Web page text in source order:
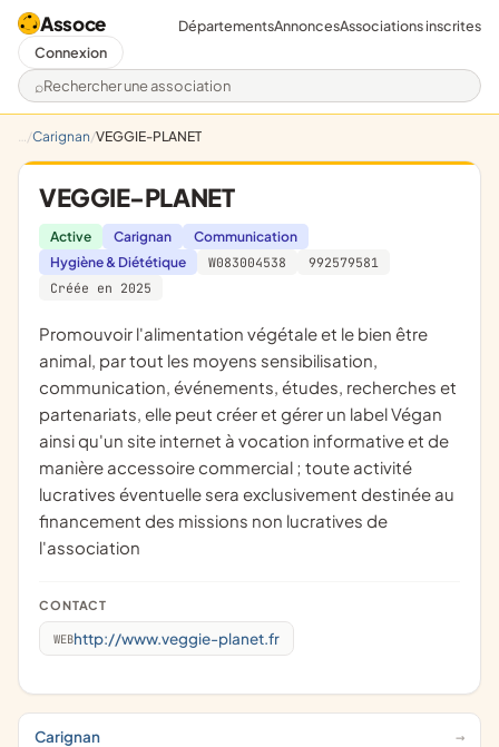
Assoce
Rechercher une association
DépartementsAnnoncesAssociations inscrites
Connexion
Carignan VEGGIE-PLANET
VEGGIE-PLANET
Active Carignan
Communication
Hygiène & Diététique
W083004538
992579581
Créée en 2025
promouvoir l'alimentation végétale et le bien être
animal, par tout les moyens sensibilisation,
communication, événements, études, recherches et
partenariats, elle peut créer et gérer un label Végan
ainsi qu'un site internet à vocation informative et de
manière accessoire commercial ; toute activité
lucratives éventuelle sera exclusivement destinée au
financement des missions non lucratives de
l'association
CONTACT
WEBhttp://www.veggie-planet.fr
Carignan